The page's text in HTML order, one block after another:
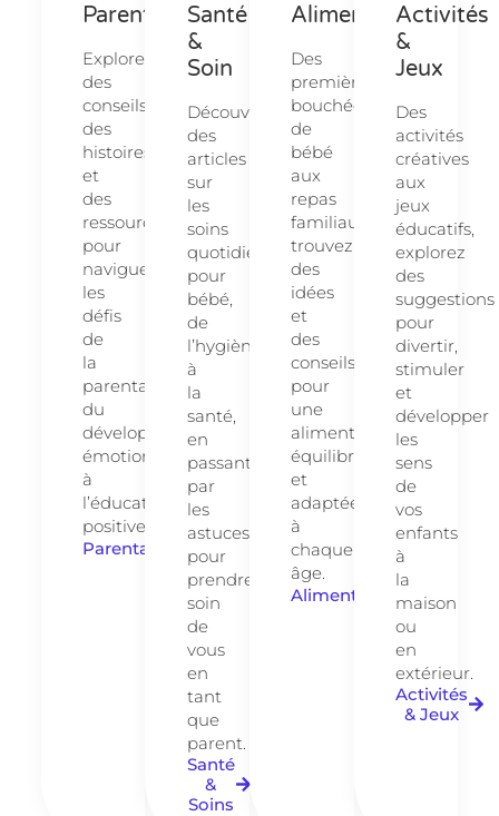
Parentalité
Explorez
des
conseils,
des
histoires
et
des
ressources
pour
naviguer
les
défis
de
la
parentalité,
du
développement
émotionnel
à
l’éducation
positive.
Parentalité
Santé
&
Soin
Découvrez
des
articles
sur
les
soins
quotidiens
pour
bébé,
de
l’hygiène
à
la
santé,
en
passant
par
les
astuces
pour
prendre
soin
de
vous
en
tant
que
parent.
Santé
&
Soins
Alimentation
Des
premières
bouchées
de
bébé
aux
repas
familiaux,
trouvez
des
idées
et
des
conseils
pour
une
alimentation
équilibrée
et
adaptée
à
chaque
âge.
Alimentation
Activités
&
Jeux
Des
activités
créatives
aux
jeux
éducatifs,
explorez
des
suggestions
pour
divertir,
stimuler
et
développer
les
sens
de
vos
enfants
à
la
maison
ou
en
extérieur.
Activités
& Jeux